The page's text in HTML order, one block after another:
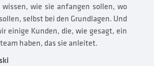
wie sie anfangen sollen, wo
selbst bei den Grundlagen. Und
einige Kunden, die, wie gesagt, ein
haben, das sie anleitet.